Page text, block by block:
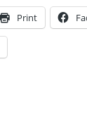
Print